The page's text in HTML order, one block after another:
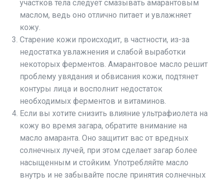
участков тела следует смазывать амарантовым
маслом, ведь оно отлично питает и увлажняет
кожу.
Старение кожи происходит, в частности, из-за
недостатка увлажнения и слабой выработки
некоторых ферментов. Амарантовое масло решит
проблему увядания и обвисания кожи, подтянет
контуры лица и восполнит недостаток
необходимых ферментов и витаминов.
Если вы хотите снизить влияние ультрафиолета на
кожу во время загара, обратите внимание на
масло амаранта. Оно защитит вас от вредных
солнечных лучей, при этом сделает загар более
насыщенным и стойким. Употребляйте масло
внутрь и не забывайте после принятия солнечных